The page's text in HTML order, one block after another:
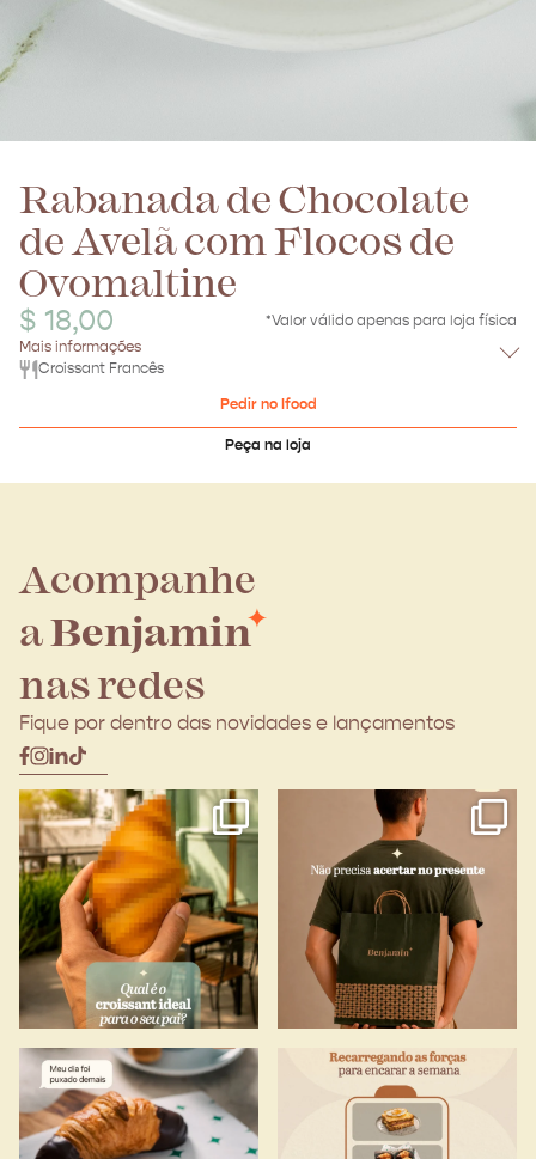
Rabanada de Chocolate
de Avelã com Flocos de
Ovomaltine
$ 18,00
*Valor válido apenas para loja física
Mais informações
Croissant Francês
Pedir no Ifood
Peça na loja
Acompanhe
aBenjamin
nas redes
Fique por dentro das novidades e lançamentos